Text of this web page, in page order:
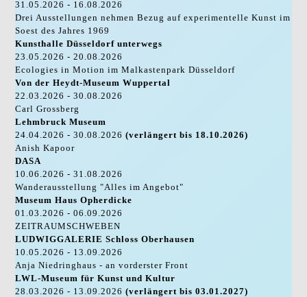
31.05.2026 - 16.08.2026
Drei Ausstellungen nehmen Bezug auf experimentelle Kunst im
Soest des Jahres 1969
Kunsthalle Düsseldorf unterwegs
23.05.2026 - 20.08.2026
Ecologies in Motion im Malkastenpark Düsseldorf
Von der Heydt-Museum Wuppertal
22.03.2026 - 30.08.2026
Carl Grossberg
Lehmbruck Museum
24.04.2026 - 30.08.2026(verlängert bis 18.10.2026)
Anish Kapoor
DASA
10.06.2026 - 31.08.2026
Wanderausstellung "Alles im Angebot"
Museum Haus Opherdicke
01.03.2026 - 06.09.2026
ZEITRAUMSCHWEBEN
LUDWIGGALERIE Schloss Oberhausen
10.05.2026 - 13.09.2026
Anja Niedringhaus - an vorderster Front
LWL-Museum für Kunst und Kultur
28.03.2026 - 13.09.2026(verlängert bis 03.01.2027)